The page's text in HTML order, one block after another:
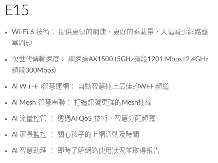
E15
Wi-Fi 6 技術： 提供更快的網速，更好的乘載量，大幅減少網路壅
塞問題
次世代傳輸速度： 網速達AX1500 (5GHz頻段1201 Mbps+2.4GHz
頻段300Mbps)
Al W i -F i智慧運網： 自動智慧連上最佳的Wi-Fi頻道
Al Mesh 智慧串聯： 打造訊號更強的Mesh連線
Al 流量控管 ： 透過Al QoS 技術，智慧分配頻寬
Al 家長監控 ： 關心孩子的上網活動及時間
Al 智慧助理 ： 即時了解網路使用狀況並取得報告